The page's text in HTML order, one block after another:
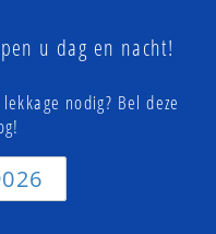
u dag en nacht!
nodig? Bel deze